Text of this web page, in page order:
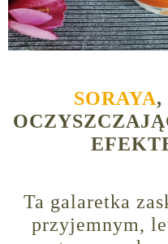
SORAYA,
Ta galaretka
przyjemnym,